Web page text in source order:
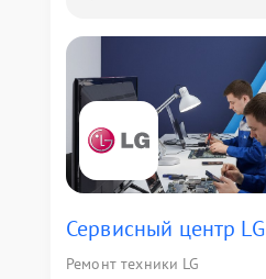
Сервисный центр LG
Ремонт техники LG